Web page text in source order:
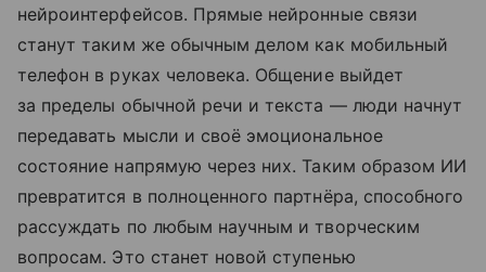
нейроинтерфейсов. Прямые нейронные связи
станут таким же обычным делом как мобильный
телефон в руках человека. Общение выйдет
за пределы обычной речи и текста — люди начнут
передавать мысли и своё эмоциональное
состояние напрямую через них. Таким образом ИИ
превратится в полноценного партнёра, способного
рассуждать по любым научным и творческим
вопросам. Это станет новой ступенью